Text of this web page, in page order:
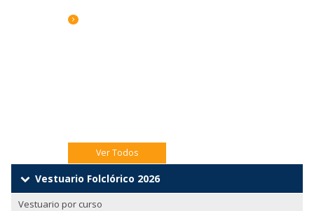
Ver Todos
Vestuario Folclórico 2026
Vestuario por curso